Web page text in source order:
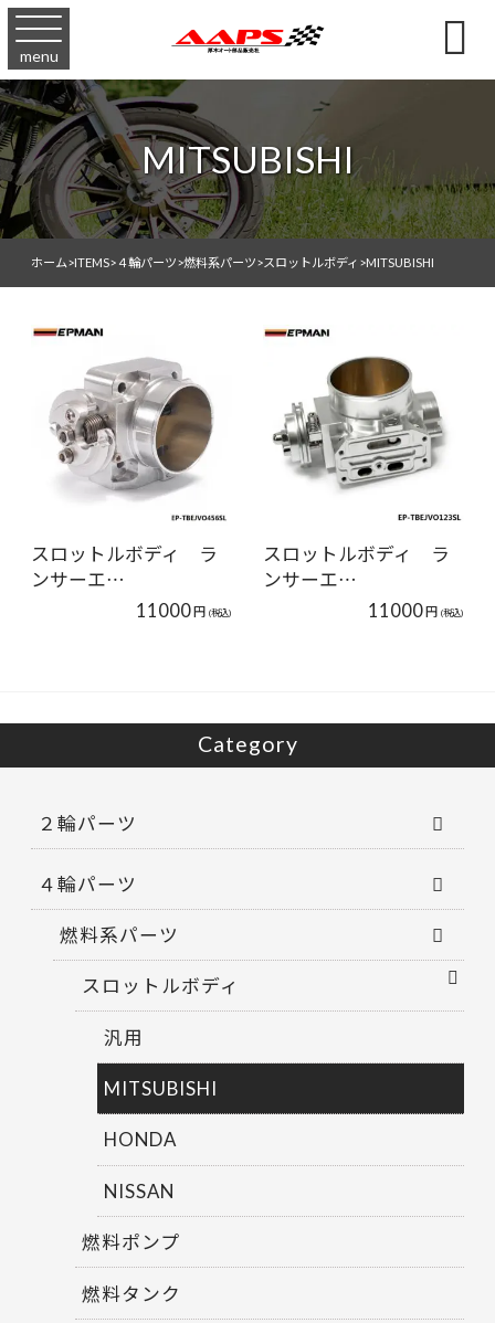
menu 
MITSUBISHI
ホーム>ITEMS>４輪パーツ>燃料系パーツ>スロットルボディ>MITSUBISHI
スロットルボディ ラ
ンサーエ…
11000円 (税込)
スロットルボディ ラ
ンサーエ…
11000円 (税込)
Category
２輪パーツ
４輪パーツ
燃料系パーツ
スロットルボディ
汎用
MITSUBISHI
HONDA
NISSAN
燃料ポンプ
燃料タンク